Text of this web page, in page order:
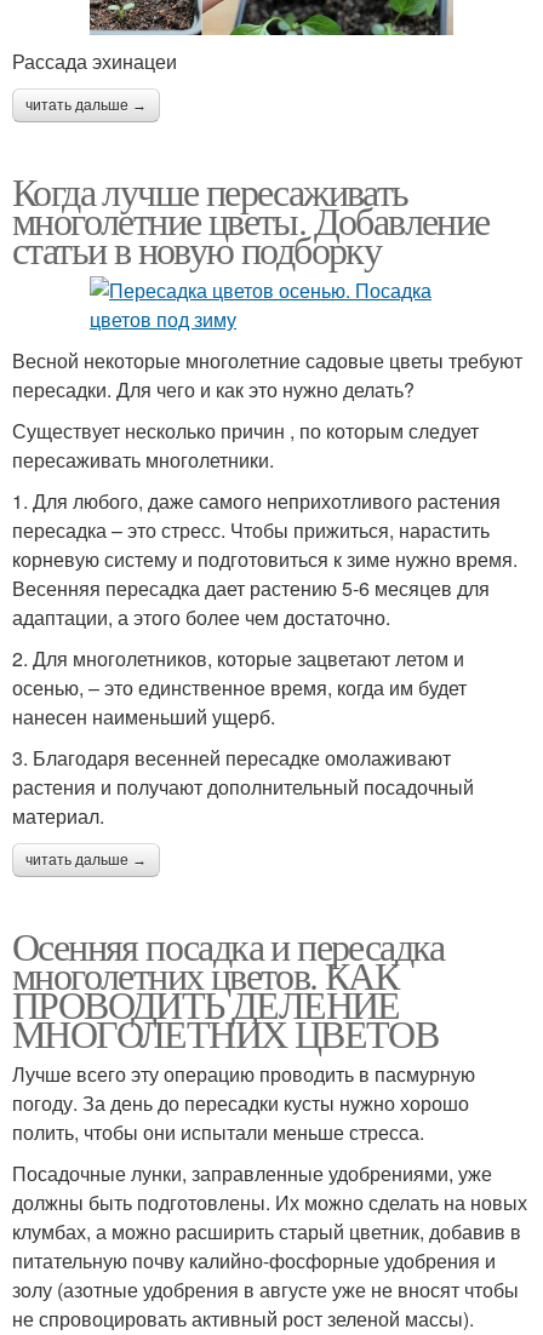
Рассада эхинацеи
читать дальше →
Когда лучше пересаживать
многолетние цветы. Добавление
статьи в новую подборку
Весной некоторые многолетние садовые цветы требуют
пересадки. Для чего и как это нужно делать?
Существует несколько причин , по которым следует
пересаживать многолетники.
1. Для любого, даже самого неприхотливого растения
пересадка – это стресс. Чтобы прижиться, нарастить
корневую систему и подготовиться к зиме нужно время.
Весенняя пересадка дает растению 5-6 месяцев для
адаптации, а этого более чем достаточно.
2. Для многолетников, которые зацветают летом и
осенью, – это единственное время, когда им будет
нанесен наименьший ущерб.
3. Благодаря весенней пересадке омолаживают
растения и получают дополнительный посадочный
материал.
читать дальше →
Осенняя посадка и пересадка
многолетних цветов. КАК
ПРОВОДИТЬ ДЕЛЕНИЕ
МНОГОЛЕТНИХ ЦВЕТОВ
Лучше всего эту операцию проводить в пасмурную
погоду. За день до пересадки кусты нужно хорошо
полить, чтобы они испытали меньше стресса.
Посадочные лунки, заправленные удобрениями, уже
должны быть подготовлены. Их можно сделать на новых
клумбах, а можно расширить старый цветник, добавив в
питательную почву калийно-фосфорные удобрения и
золу (азотные удобрения в августе уже не вносят чтобы
не спровоцировать активный рост зеленой массы).